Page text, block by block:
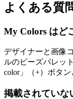
よくある質
My Colors はど
デザイナーと画像
ルのビーズパレッ
color」（+）ボタン
掲載されていな